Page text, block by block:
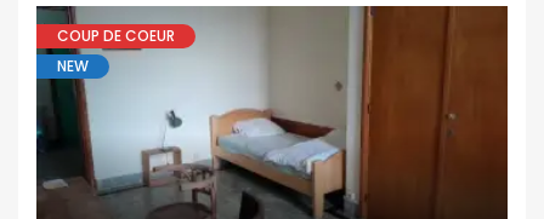
COUP DE COEUR
NEW